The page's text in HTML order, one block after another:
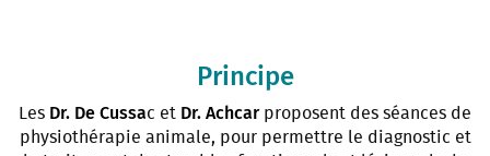
Principe
Les Dr. De Cussac et Dr. Achcarproposent des séances de
physiothérapie animale, pour permettre le diagnostic et